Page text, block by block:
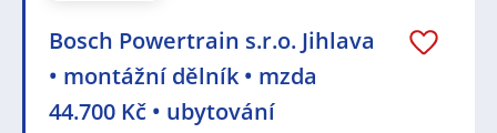
Bosch Powertrain s.r.o. Jihlava
• montážní dělník • mzda
44.700 Kč • ubytování